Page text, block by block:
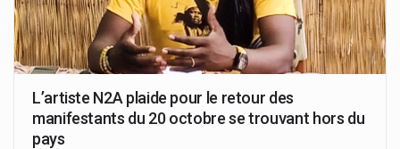
L’artiste N2A plaide pour le retour des
manifestants du 20 octobre se trouvant hors du
pays